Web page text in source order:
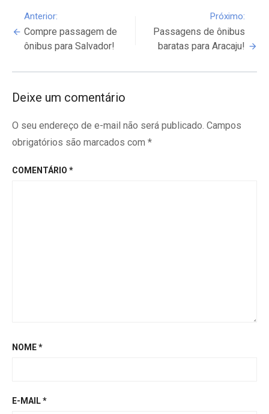
Continue
Reading
Anterior:
Compre passagem de
ônibus para Salvador!
Próximo:
Passagens de ônibus
baratas para Aracaju!
Deixe um comentário
O seu endereço de e-mail não será publicado. Campos
obrigatórios são marcados com *
COMENTÁRIO *
NOME*
E-MAIL*